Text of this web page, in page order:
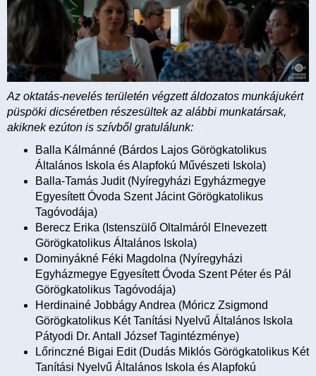
Az oktatás-nevelés területén végzett áldozatos munkájukért
püspöki dicséretben részesültek az alábbi munkatársak,
akiknek ezúton is szívből gratulálunk:
Balla Kálmánné (Bárdos Lajos Görögkatolikus
Általános Iskola és Alapfokú Művészeti Iskola)
Balla-Tamás Judit (Nyíregyházi Egyházmegye
Egyesített Óvoda Szent Jácint Görögkatolikus
Tagóvodája)
Berecz Erika (Istenszülő Oltalmáról Elnevezett
Görögkatolikus Általános Iskola)
Dominyákné Féki Magdolna (Nyíregyházi
Egyházmegye Egyesített Óvoda Szent Péter és Pál
Görögkatolikus Tagóvodája)
Herdinainé Jobbágy Andrea (Móricz Zsigmond
Görögkatolikus Két Tanítási Nyelvű Általános Iskola
Pátyodi Dr. Antall József Tagintézménye)
Lőrinczné Bigai Edit (Dudás Miklós Görögkatolikus Két
Tanítási Nyelvű Általános Iskola és Alapfokú